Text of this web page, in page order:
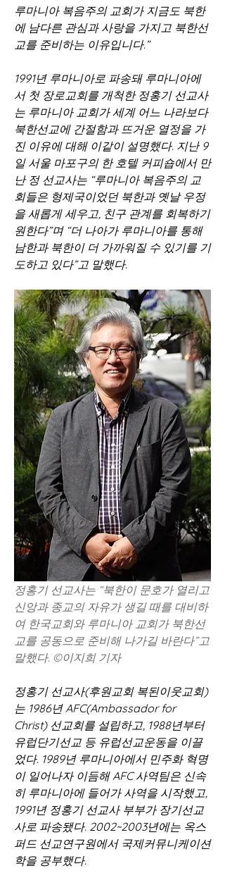
루마니아 복음주의 교회가 지금도 북한
에 남다른 관심과 사랑을 가지고 북한선
교를 준비하는 이유입니다.”
1991년 루마니아로 파송돼 루마니아에
서 첫 장로교회를 개척한 정홍기 선교사
는 루마니아 교회가 세계 어느 나라보다
북한선교에 간절함과 뜨거운 열정을 가
진 이유에 대해 이같이 설명했다. 지난 9
일 서울 마포구의 한 호텔 커피숍에서 만
난 정 선교사는 “루마니아 복음주의 교
회들은 형제국이었던 북한과 옛날 우정
을 새롭게 세우고, 친구 관계를 회복하기
원한다”며 “더 나아가 루마니아를 통해
남한과 북한이 더 가까워질 수 있기를 기
도하고 있다”고 말했다.
정홍기 선교사는 “북한이 문호가 열리고
신앙과 종교의 자유가 생길 때를 대비하
여 한국교회와 루마니아 교회가 북한선
교를 공동으로 준비해 나가길 바란다”고
말했다. ©이지희 기자
정홍기 선교사(후원교회 복된이웃교회)
는 1986년 AFC(Ambassador for
Christ) 선교회를 설립하고, 1988년부터
유럽단기선교 등 유럽선교운동을 이끌
었다. 1989년 루마니아에서 민주화 혁명
이 일어나자 이듬해 AFC 사역팀은 신속
히 루마니아에 들어가 사역을 시작했고,
1991년 정홍기 선교사 부부가 장기선교
사로 파송됐다. 2002~2003년에는 옥스
퍼드 선교연구원에서 국제커뮤니케이션
학을 공부했다.